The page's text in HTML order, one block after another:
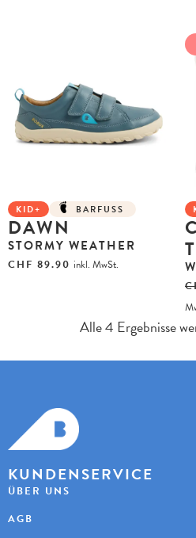
KID+ BARFUSS
DAWN
STORMY WEATHER
CHF 89.90 inkl. MwSt.
Alle 4 Ergebnisse
KUNDENSERVICE
ÜBER UNS
AGB